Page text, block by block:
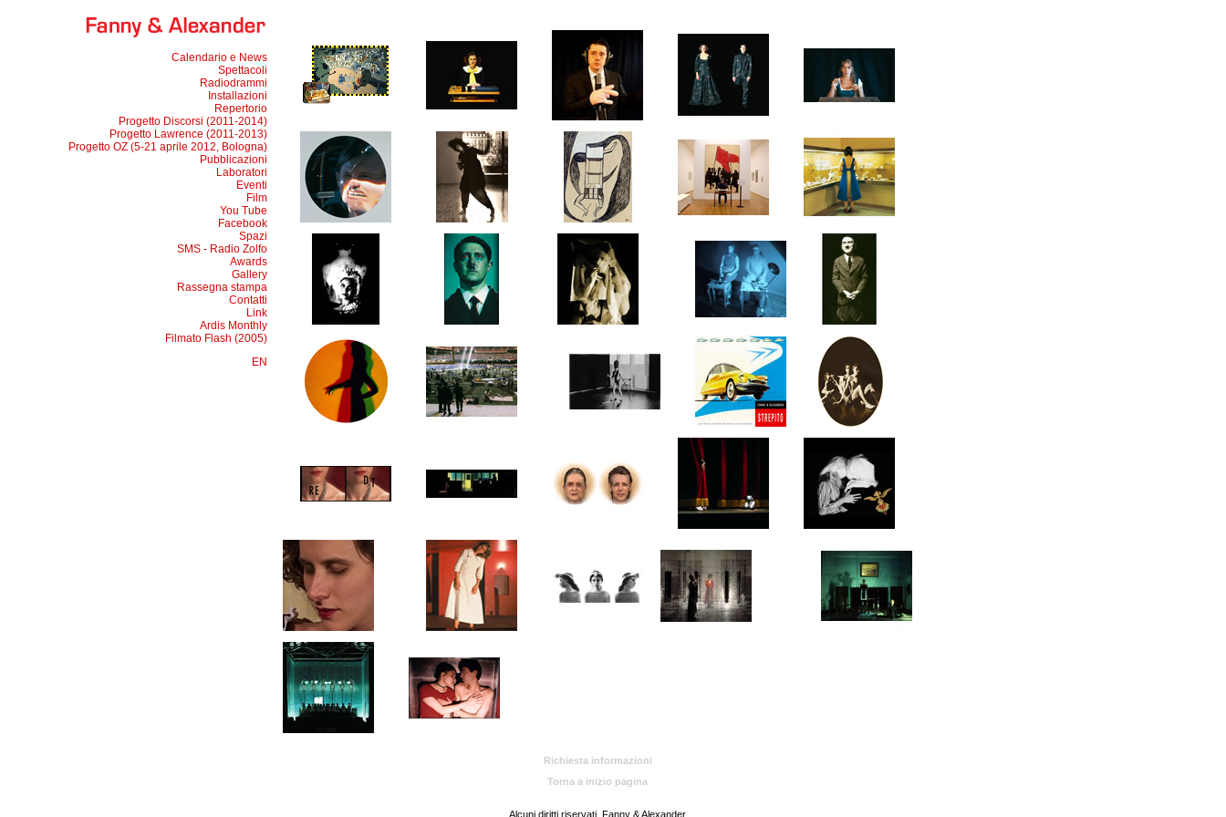
Calendario e News
Spettacoli
Radiodrammi
Installazioni
Repertorio
Progetto Discorsi (2011-2014)
Progetto Lawrence (2011-2013)
Progetto OZ (5-21 aprile 2012, Bologna)
Pubblicazioni
Laboratori
Eventi
Film
You Tube
Facebook
Spazi
SMS - Radio Zolfo
Awards
Gallery
Rassegna stampa
Contatti
Link
Ardis Monthly
Filmato Flash (2005)
EN
Richiesta informazioni
Torna a inizio pagina
Alcuni diritti riservati. Fanny & Alexander